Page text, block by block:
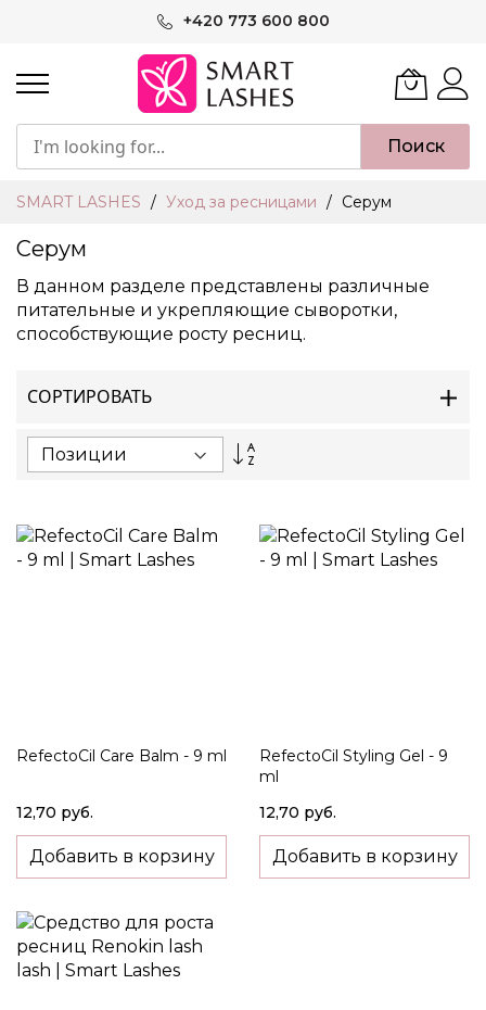
+420 773 600 800
Поиск
SMART LASHES Уход за ресницами Серум
Серум
В данном разделе представлены различные
питательные и укрепляющие сыворотки,
способствующие росту ресниц.
СОРТИРОВАТЬ
Set
RefectoCil Care Balm - 9 ml
12,70 руб.
Добавить в корзину
RefectoCil Styling Gel - 9
ml
12,70 руб.
Добавить в корзину